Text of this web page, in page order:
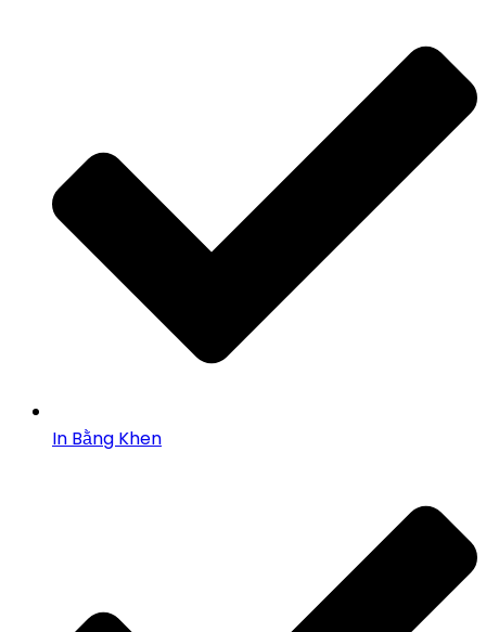
In Bằng Khen